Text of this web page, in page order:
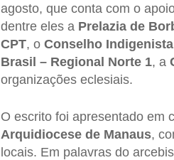
agosto, que conta com o
dentre eles a Prelazia de
CPT, o Conselho
Brasil – Regional Norte 1, a
organizações eclesiais.
O escrito foi apresentado em
Arquidiocese de Manaus,
locais. Em palavras do